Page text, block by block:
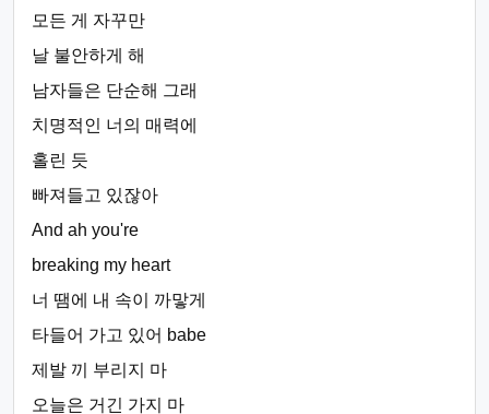
모든 게 자꾸만
날 불안하게 해
남자들은 단순해 그래
치명적인 너의 매력에
홀린 듯
빠져들고 있잖아
And ah you're
breaking my heart
너 땜에 내 속이 까맣게
타들어 가고 있어 babe
제발 끼 부리지 마
오늘은 거긴 가지 마